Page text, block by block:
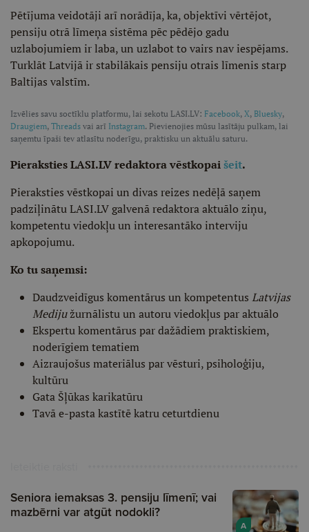
Pētījuma veidotāji arī norādīja, ka, objektīvi vērtējot,
pensiju otrā līmeņa sistēma pēc pēdējo gadu
uzlabojumiem ir laba, un uzlabot to vairs nav iespējams.
Turklāt Latvijā ir stabilākais pensiju otrais līmenis starp
Baltijas valstīm.
Izvēlies savu soctīklu platformu, lai sekotu LASI.LV: Facebook, X, Bluesky,
Draugiem, Threads vai arī Instagram. Pievienojies mūsu lasītāju pulkam, lai
saņemtu īpaši tev atlasītu noderīgu, praktisku un aktuālu saturu.
Pieraksties LASI.LV redaktora vēstkopaišeit.
Pieraksties vēstkopai un divas reizes nedēļā saņem
padziļinātu LASI.LV galvenā redaktora aktuālo ziņu,
kompetentu viedokļu un interesantāko interviju
apkopojumu.
Ko tu saņemsi:
Daudzveidīgus komentārus un kompetentus Latvijas
Medijužurnālistu un autoru viedokļus par aktuālo
Ekspertu komentārus par dažādiem praktiskiem,
noderīgiem tematiem
Aizraujošus materiālus par vēsturi, psiholoģiju,
kultūru
Gata Šļūkas karikatūru
Tavā e-pasta kastītē katru ceturtdienu
A
Seniora iemaksas 3. pensiju līmenī; vai
mazbērni var atgūt nodokli?